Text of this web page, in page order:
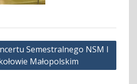
Semestralnego NSM I
Małopolskim